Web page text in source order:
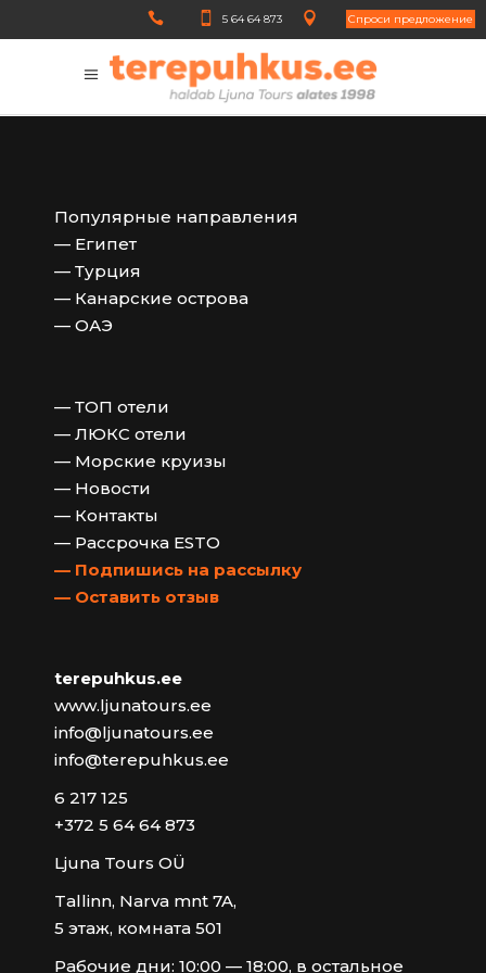
5 64 64 873 Cпроси предложение
Популярные направления
— Египет
— Турция
— Канарские острова
— ОАЭ
— ТОП отели
— ЛЮКС отели
— Морские круизы
— Новости
— Контакты
— Рассрочка ESTO
— Подпишись на рассылку
— Оставить отзыв
terepuhkus.ee
www.ljunatours.ee
info@ljunatours.ee
info@terepuhkus.ee
6 217 125
+372 5 64 64 873
Ljuna Tours OÜ
Tallinn, Narva mnt 7A,
5 этаж, комната 501
Рабочие дни: 10:00 — 18:00, в остальное